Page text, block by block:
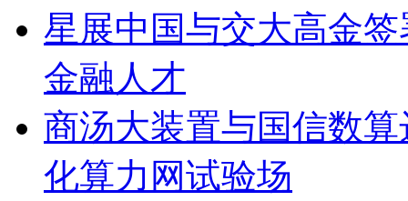
星展中国与交大高金
金融人才
商汤大装置与国信数
化算力网试验场